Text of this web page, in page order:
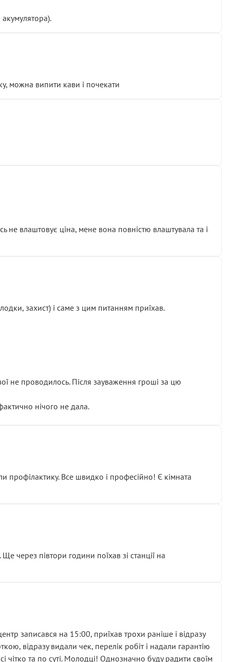
можна випити кави і почекати
влаштовує ціна, мене вона повністю влаштувала та і
захист) і саме з цим питанням приїхав.
не проводилось. Після зауваження гроші за цю
нічого не дала.
профілактику. Все швидко і професійно! Є кімната
через півтори години поїхав зі станції на
записався на 15:00, приїхав трохи раніше і відразу
відразу видали чек, перелік робіт і надали гарантію
та по суті. Молодці! Однозначно буду радити своїм